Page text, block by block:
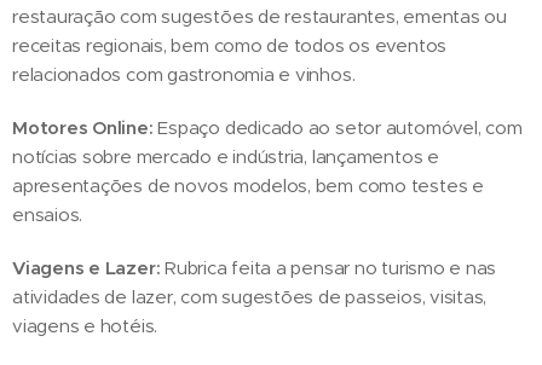
restauração com sugestões de restaurantes, ementas ou
receitas regionais, bem como de todos os eventos
relacionados com gastronomia e vinhos.
Motores Online: Espaço dedicado ao setor automóvel, com
notícias sobre mercado e indústria, lançamentos e
apresentações de novos modelos, bem como testes e
ensaios.
Viagens e Lazer: Rubrica feita a pensar no turismo e nas
atividades de lazer, com sugestões de passeios, visitas,
viagens e hotéis.